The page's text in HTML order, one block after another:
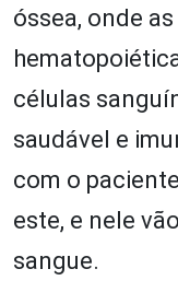
óssea, onde
células
saudável e
com o
este, e nele
sangue.